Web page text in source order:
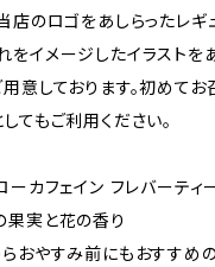
店のロゴをあしらったレギ
イメージしたイラストを
意しております。初めて
てもご利用ください。
ーカフェイン フレバーティ
果実と花の香り
おやすみ前にもおすすめ